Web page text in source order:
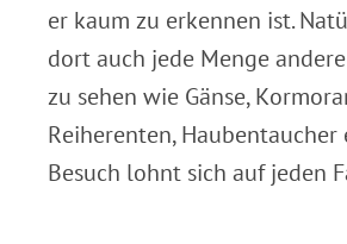
er kaum zu erkennen ist.
dort auch jede Menge
zu sehen wie Gänse,
Reiherenten, Haubentaucher
Besuch lohnt sich auf jeden